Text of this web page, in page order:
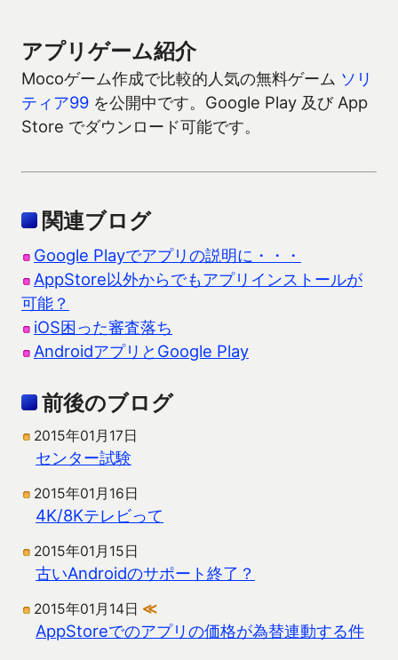
アプリゲーム紹介
Mocoゲーム作成で比較的人気の無料ゲーム ソリ
ティア99 を公開中です。Google Play 及び App
Store でダウンロード可能です。
関連ブログ
Google Playでアプリの説明に・・・
AppStore以外からでもアプリインストールが
可能？
iOS困った審査落ち
AndroidアプリとGoogle Play
前後のブログ
2015年01月17日
センター試験
2015年01月16日
4K/8Kテレビって
2015年01月15日
古いAndroidのサポート終了？
2015年01月14日 ≪
AppStoreでのアプリの価格が為替連動する件